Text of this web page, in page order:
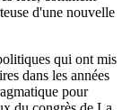
d'une nouvelle
qui ont mis
dans les années
pour